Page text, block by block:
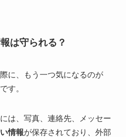
は守られる？
に、もう一つ気になるのが
す。
は、写真、連絡先、メッセー
情報が保存されており、外部